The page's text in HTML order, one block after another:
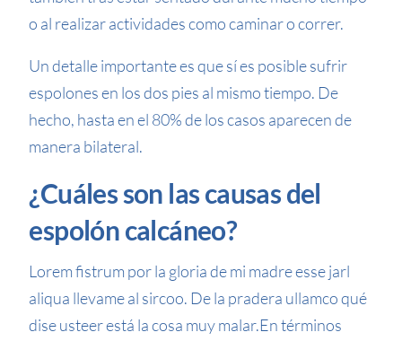
o al realizar actividades como caminar o correr.
Un detalle importante es que sí es posible sufrir
espolones en los dos pies al mismo tiempo. De
hecho, hasta en el 80% de los casos aparecen de
manera bilateral.
¿Cuáles son las causas del
espolón calcáneo?
Lorem fistrum por la gloria de mi madre esse jarl
aliqua llevame al sircoo. De la pradera ullamco qué
dise usteer está la cosa muy malar.En términos